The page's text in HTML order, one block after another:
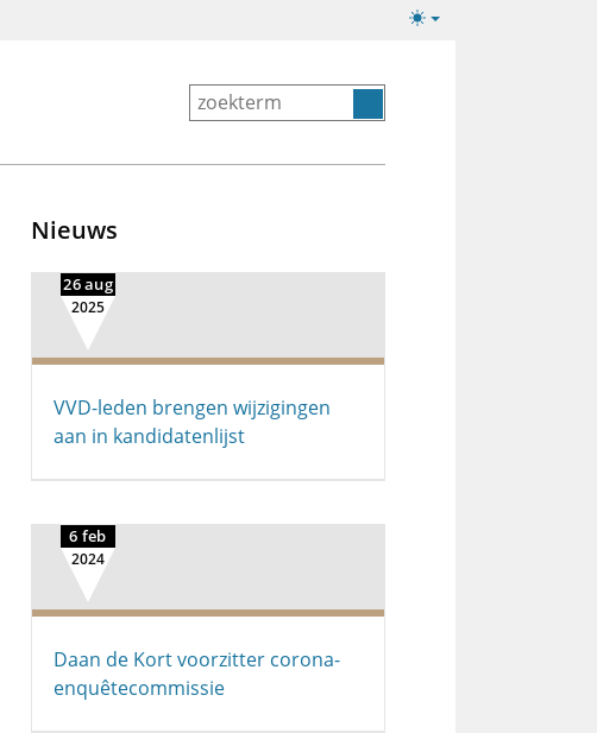
Lichte/donkere
Nieuws
26 aug
2025
VVD-leden brengen wijzigingen
aan in kandidatenlijst
6 feb
2024
Daan de Kort voorzitter corona-
enquêtecommissie